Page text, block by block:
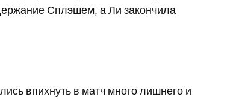
Сплэшем, а Ли закончила
впихнуть в матч много лишнего и